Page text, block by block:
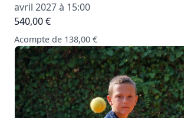
avril 2027 à 15:00
540,00 €
Acompte de 138,00 €